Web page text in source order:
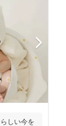
しい今を